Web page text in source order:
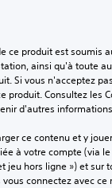
ce produit est soumis
ainsi qu'à toute
Si vous n'acceptez
produit. Consultez les
d'autres
ce contenu et y
à votre compte (via
jeu hors ligne ») et sur
vous connectez avec